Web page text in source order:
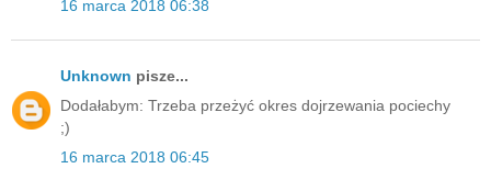
16 marca 2018 06:38
Unknown pisze...
Dodałabym: Trzeba przeżyć okres dojrzewania pociechy
;)
16 marca 2018 06:45